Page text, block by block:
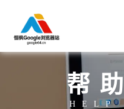
帮
HELP